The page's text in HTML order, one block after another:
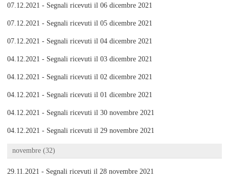
07.12.2021 - Segnali ricevuti il 06 dicembre 2021
07.12.2021 - Segnali ricevuti il 05 dicembre 2021
07.12.2021 - Segnali ricevuti il 04 dicembre 2021
04.12.2021 - Segnali ricevuti il 03 dicembre 2021
04.12.2021 - Segnali ricevuti il 02 dicembre 2021
04.12.2021 - Segnali ricevuti il 01 dicembre 2021
04.12.2021 - Segnali ricevuti il 30 novembre 2021
04.12.2021 - Segnali ricevuti il 29 novembre 2021
novembre (32)
29.11.2021 - Segnali ricevuti il 28 novembre 2021